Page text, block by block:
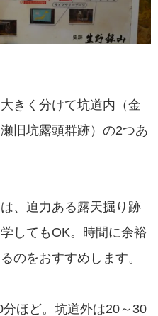
きく分けて坑道内（金
旧坑露頭群跡）の2つあ
、迫力ある露天掘り跡
してもOK。時間に余裕
のをおすすめします。
ほど。坑道外は20～30